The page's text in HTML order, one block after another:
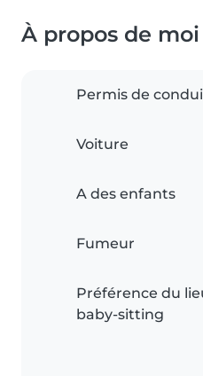
À propos de moi
Permis de
Voiture
A des enfants
Fumeur
Préférence du
baby-sitting